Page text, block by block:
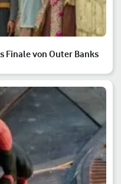
Finale von Outer Banks